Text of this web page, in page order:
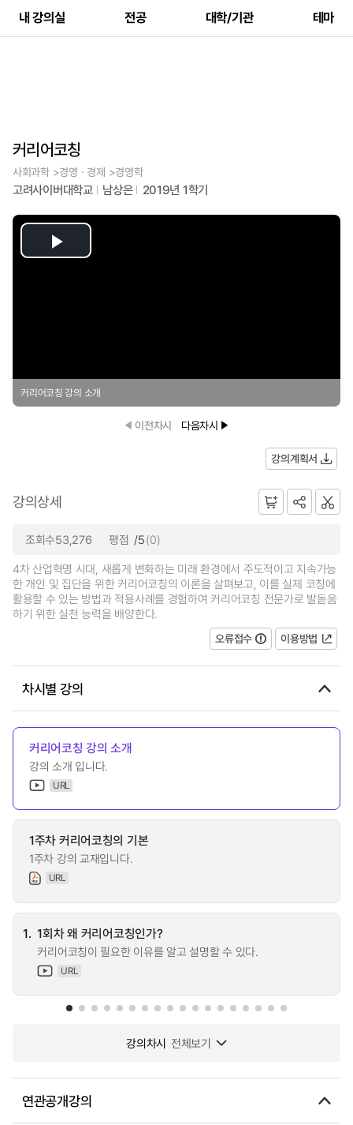
내 강의실 전공 대학/기관 테마
커리어코칭
사회과학 >경영ㆍ경제 >경영학
고려사이버대학교 남상은 2019년 1학기
Play
커리어코칭 강의 소개
이전차시 다음차시
강의계획서
강의상세
조회수53,276 평점 /5(0)
4차 산업혁명 시대, 새롭게 변화하는 미래 환경에서 주도적이고 지속가능
한 개인 및 집단을 위한 커리어코칭의 이론을 살펴보고, 이를 실제 코칭에
활용할 수 있는 방법과 적용사례를 경험하여 커리어코칭 전문가로 발돋움
하기 위한 실천 능력을 배양한다.
오류접수
이용방법
차시별 강의
커리어코칭 강의 소개
강의 소개 입니다.
URL
1주차 커리어코칭의 기본
1주차 강의 교재입니다.
URL
1. 1회차 왜 커리어코칭인가?
커리어코칭이 필요한 이유를 알고 설명할 수 있다.
URL
강의차시 전체보기
연관공개강의